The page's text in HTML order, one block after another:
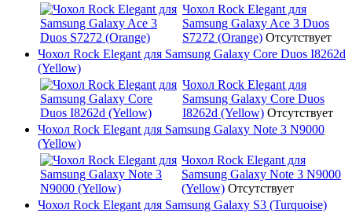
Чохол Rock Elegant для
Samsung Galaxy Ace 3 Duos
S7272 (Orange) Отсутствует
Чохол Rock Elegant для Samsung Galaxy Core Duos I8262d
(Yellow)
Чохол Rock Elegant для
Samsung Galaxy Core Duos
I8262d (Yellow) Отсутствует
Чохол Rock Elegant для Samsung Galaxy Note 3 N9000
(Yellow)
Чохол Rock Elegant для
Samsung Galaxy Note 3 N9000
(Yellow) Отсутствует
Чохол Rock Elegant для Samsung Galaxy S3 (Turquoise)